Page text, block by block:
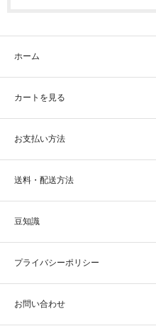
ホーム
カートを見る
お支払い方法
送料・配送方法
豆知識
プライバシーポリシー
お問い合わせ